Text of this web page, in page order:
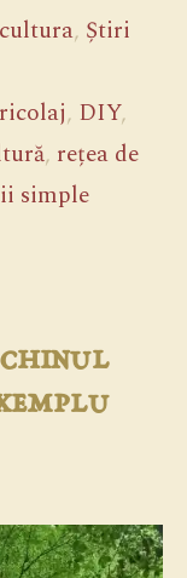
, Știri
, DIY,
, rețea de
simple
chinul